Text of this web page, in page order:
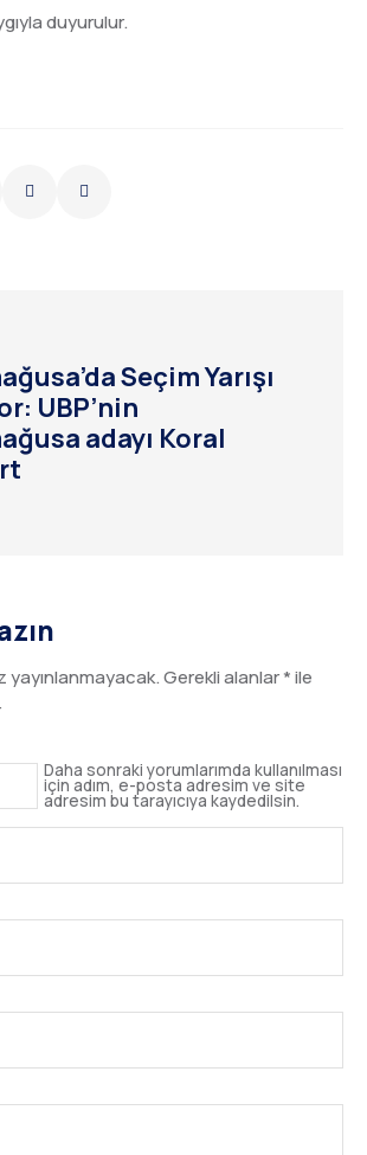
duyurulur.
Seçim Yarışı
UBP’nin
adayı Koral
Gerekli alanlar*ile
Daha sonraki yorumlarımda kullanılması
için adım, e-posta adresim ve site
adresim bu tarayıcıya kaydedilsin.